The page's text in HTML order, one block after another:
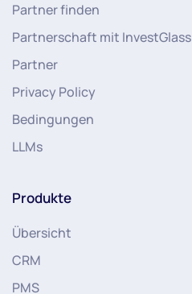
Partner finden
Partnerschaft mit InvestGlass
Partner
Privacy Policy
Bedingungen
LLMs
Produkte
Übersicht
CRM
PMS